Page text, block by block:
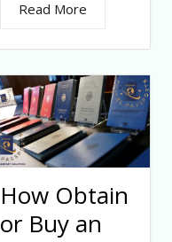
Read More
How Obtain
or Buy an